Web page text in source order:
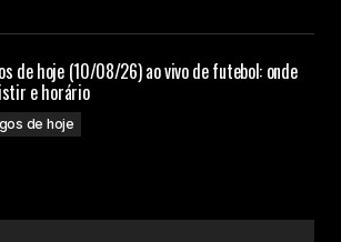
de hoje (10/08/26) ao vivo de futebol: onde
e horário
de hoje